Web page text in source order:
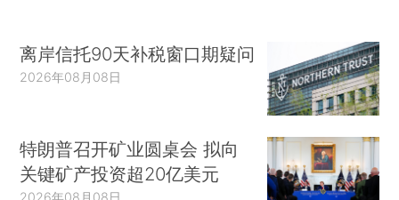
离岸信托90天补税窗口期疑问
2026年08月08日
特朗普召开矿业圆桌会 拟向
关键矿产投资超20亿美元